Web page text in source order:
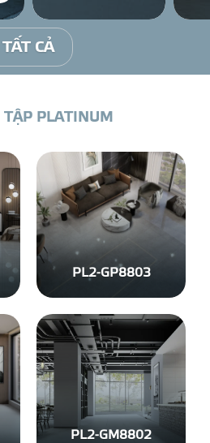
KÊNH PHÂN
TIN SỰ KIỆN
TIN CHUYÊN MÔN
LIÊN HỆ - TƯ
TẤT CẢ
TẬP PLATI N U M
PL2-GP8803
PL2-GM8802